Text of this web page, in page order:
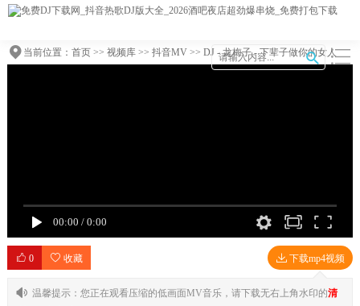
当前位置： 首页>> 视频库>> 抖音MV>> DJ - 龙梅子 - 下辈子做你的女人
00:00 / 0:00
0 收藏 下载mp4视频
温馨提示：您正在观看压缩的低画面MV音乐，请下载无右上角水印的清